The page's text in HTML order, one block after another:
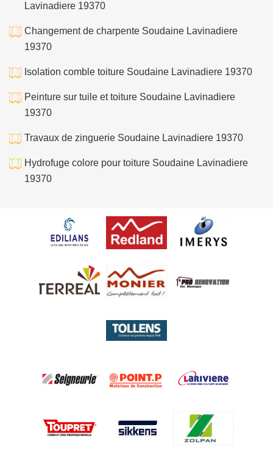
Lavinadiere 19370
Changement de charpente Soudaine Lavinadiere
19370
Isolation comble toiture Soudaine Lavinadiere 19370
Peinture sur tuile et toiture Soudaine Lavinadiere
19370
Travaux de zinguerie Soudaine Lavinadiere 19370
Hydrofuge colore pour toiture Soudaine Lavinadiere
19370